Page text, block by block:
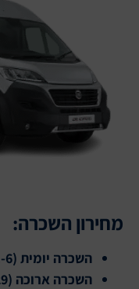
מחירון השכרה:
השכרה יומית (1-6 ימים)
השכרה ארוכה (7-29 ימים)